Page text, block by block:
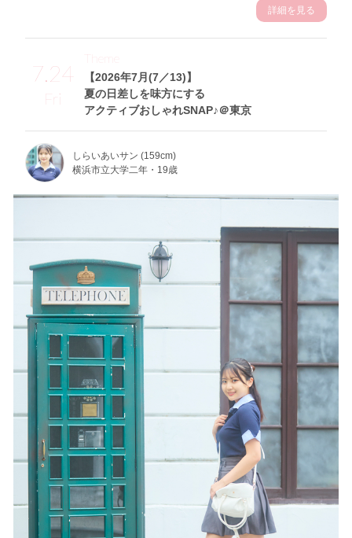
詳細を見る
7.24
Fri
【2026年7月(7／13)】
夏の日差しを味方にする
アクティブおしゃれSNAP♪＠東京
Theme
しらいあいサン (159cm)
横浜市立大学二年・19歳